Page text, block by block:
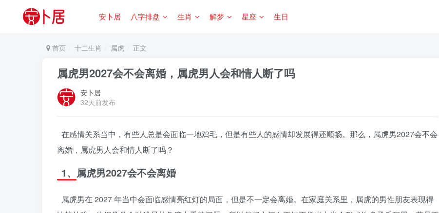
安卜居 八字排盘 生肖 解梦 星座 生日
首页 十二生肖 属虎 正文
属虎男2027会不会离婚，属虎男人会和情人断了吗
安卜居
32天前发布
在感情关系当中，有些人总是会面临一地鸡毛，但是有些人的感情却发展得还顺畅。那么，属虎男2027会不会
离婚，属虎男人会和情人断了吗？
1、属虎男2027会不会离婚
属虎男在 2027 年当中会面临感情亮红灯的局面，但是不一定会离婚。在家庭关系里，属虎的男性朋友表现得